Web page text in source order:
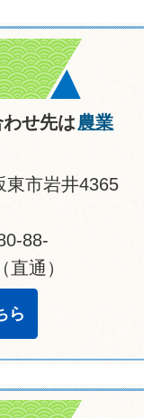
せ先は農業
市岩井4365
88-
通）
ら